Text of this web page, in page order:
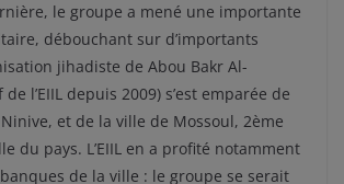
le groupe a mené une importante
débouchant sur d’importants
jihadiste de Abou Bakr Al-
l’EIIL depuis 2009) s’est emparée de
et de la ville de Mossoul, 2ème
du pays. L’EIIL en a profité notamment
de la ville : le groupe se serait